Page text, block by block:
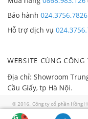
Bảo hành 024.3756.7826
Hỗ trợ dịch vụ
WEBSITE CÙNG CÔNG
Địa chỉ: Showroom
Cầu Giấy, tp Hà Nội.
© 2016. Công ty cổ phần Hồng
cấp ngày 02/01/2008. GP số 57/